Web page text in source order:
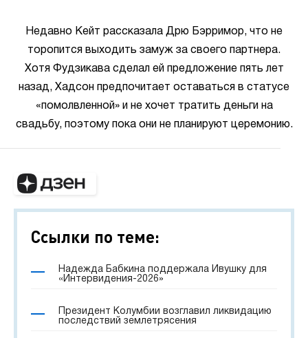
Недавно Кейт рассказала Дрю Бэрримор, что не
торопится выходить замуж за своего партнера.
Хотя Фудзикава сделал ей предложение пять лет
назад, Хадсон предпочитает оставаться в статусе
«помолвленной» и не хочет тратить деньги на
свадьбу, поэтому пока они не планируют церемонию.
Ссылки по теме:
Надежда Бабкина поддержала Ивушку для
«Интервидения-2026»
Президент Колумбии возглавил ликвидацию
последствий землетрясения